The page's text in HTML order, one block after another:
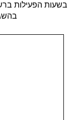
בשעות הפעילות